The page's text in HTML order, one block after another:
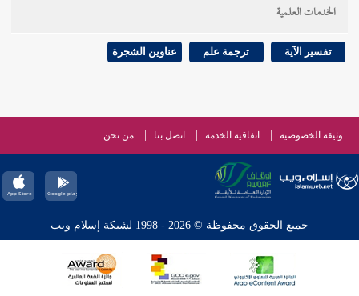
الخدمات العلمية
تفسير الآية ترجمة علم عناوين الشجرة
وثيقة الخصوصية اتفاقية الخدمة اتصل بنا من نحن
جميع الحقوق محفوظة © 2026 - 1998 لشبكة إسلام ويب